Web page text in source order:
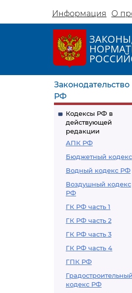
Информация О
Законодательство
РФ
Кодексы РФ в
действующей
редакции
АПК РФ
Бюджетный кодекс
Водный кодекс РФ
Воздушный кодекс
РФ
ГК РФ часть 1
ГК РФ часть 2
ГК РФ часть 3
ГК РФ часть 4
ГПК РФ
Градостроительный
кодекс РФ